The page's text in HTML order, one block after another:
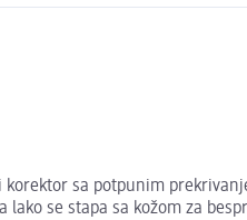
sa potpunim
se stapa sa kožom za